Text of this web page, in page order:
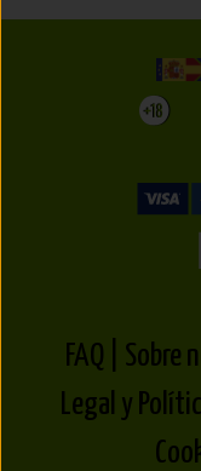
FAQ | Sobre
Legal y